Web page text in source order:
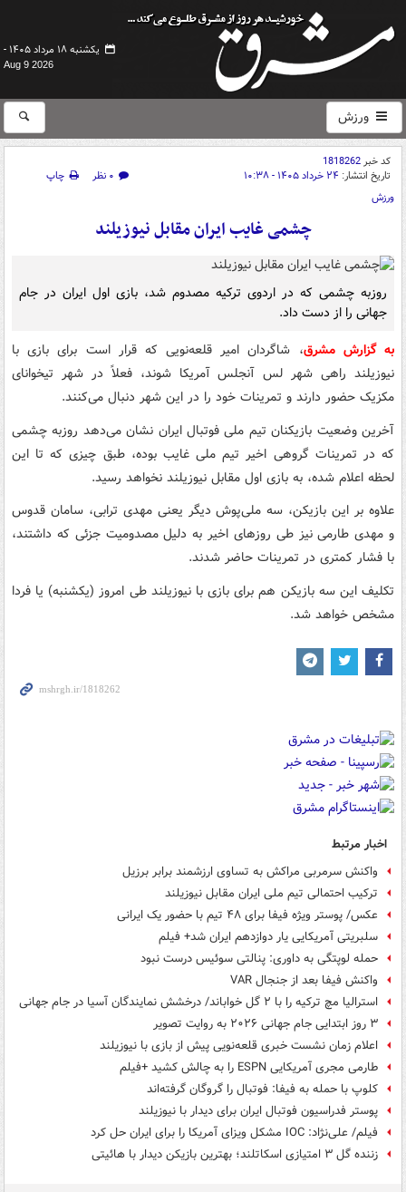
یکشنبه ۱۸ مرداد ۱۴۰۵ -
Aug 9 2026
ورزش
کد خبر1818262
تاریخ انتشار: ۲۴ خرداد ۱۴۰۵ - ۱۰:۳۸ ۰ نظر
چاپ
ورزش
چشمی غایب ایران مقابل نیوزیلند
روزبه چشمی که در اردوی ترکیه مصدوم شد، بازی اول ایران در جام
جهانی را از دست داد.
به گزارش مشرق، شاگردان امیر قلعه‌نویی که قرار است برای بازی با
نیوزیلند راهی شهر لس آنجلس آمریکا شوند، فعلاً در شهر تیخوانای
مکزیک حضور دارند و تمرینات خود را در این شهر دنبال می‌کنند.
آخرین وضعیت بازیکنان تیم ملی فوتبال ایران نشان می‌دهد روزبه چشمی
که در تمرینات گروهی اخیر تیم ملی غایب بوده، طبق چیزی که تا این
لحظه اعلام شده، به بازی اول مقابل نیوزیلند نخواهد رسید.
علاوه بر این بازیکن، سه ملی‌پوش دیگر یعنی مهدی ترابی، سامان قدوس
و مهدی طارمی نیز طی روزهای اخیر به دلیل مصدومیت جزئی که داشتند،
با فشار کمتری در تمرینات حاضر شدند.
تکلیف این سه بازیکن هم برای بازی با نیوزیلند طی امروز (یکشنبه) یا فردا
مشخص خواهد شد.
اخبار مرتبط
واکنش سرمربی مراکش به تساوی ارزشمند برابر برزیل
ترکیب احتمالی تیم ملی ایران مقابل نیوزیلند
عکس/ پوستر ویژه فیفا برای ۴۸ تیم با حضور یک ایرانی
سلبریتی آمریکایی یار دوازدهم ایران شد+ فیلم
حمله لوپتگی به داوری: پنالتی سوئیس درست نبود
واکنش فیفا بعد از جنجال VAR
استرالیا مچ ترکیه را با ۲ گل خواباند/ درخشش نمایندگان آسیا در جام جهانی
۳ روز ابتدایی جام جهانی ۲۰۲۶ به روایت تصویر
اعلام زمان نشست خبری قلعه‌نویی پیش از بازی با نیوزیلند
طارمی مجری آمریکایی ESPN را به چالش کشید +فیلم
کلوپ با حمله به فیفا: فوتبال را گروگان گرفته‌اند
پوستر فدراسیون فوتبال ایران برای دیدار با نیوزیلند
فیلم/ علی‌نژاد: IOC مشکل ویزای آمریکا را برای ایران حل کرد
زننده گل ۳ امتیازی اسکاتلند؛ بهترین بازیکن دیدار با هائیتی